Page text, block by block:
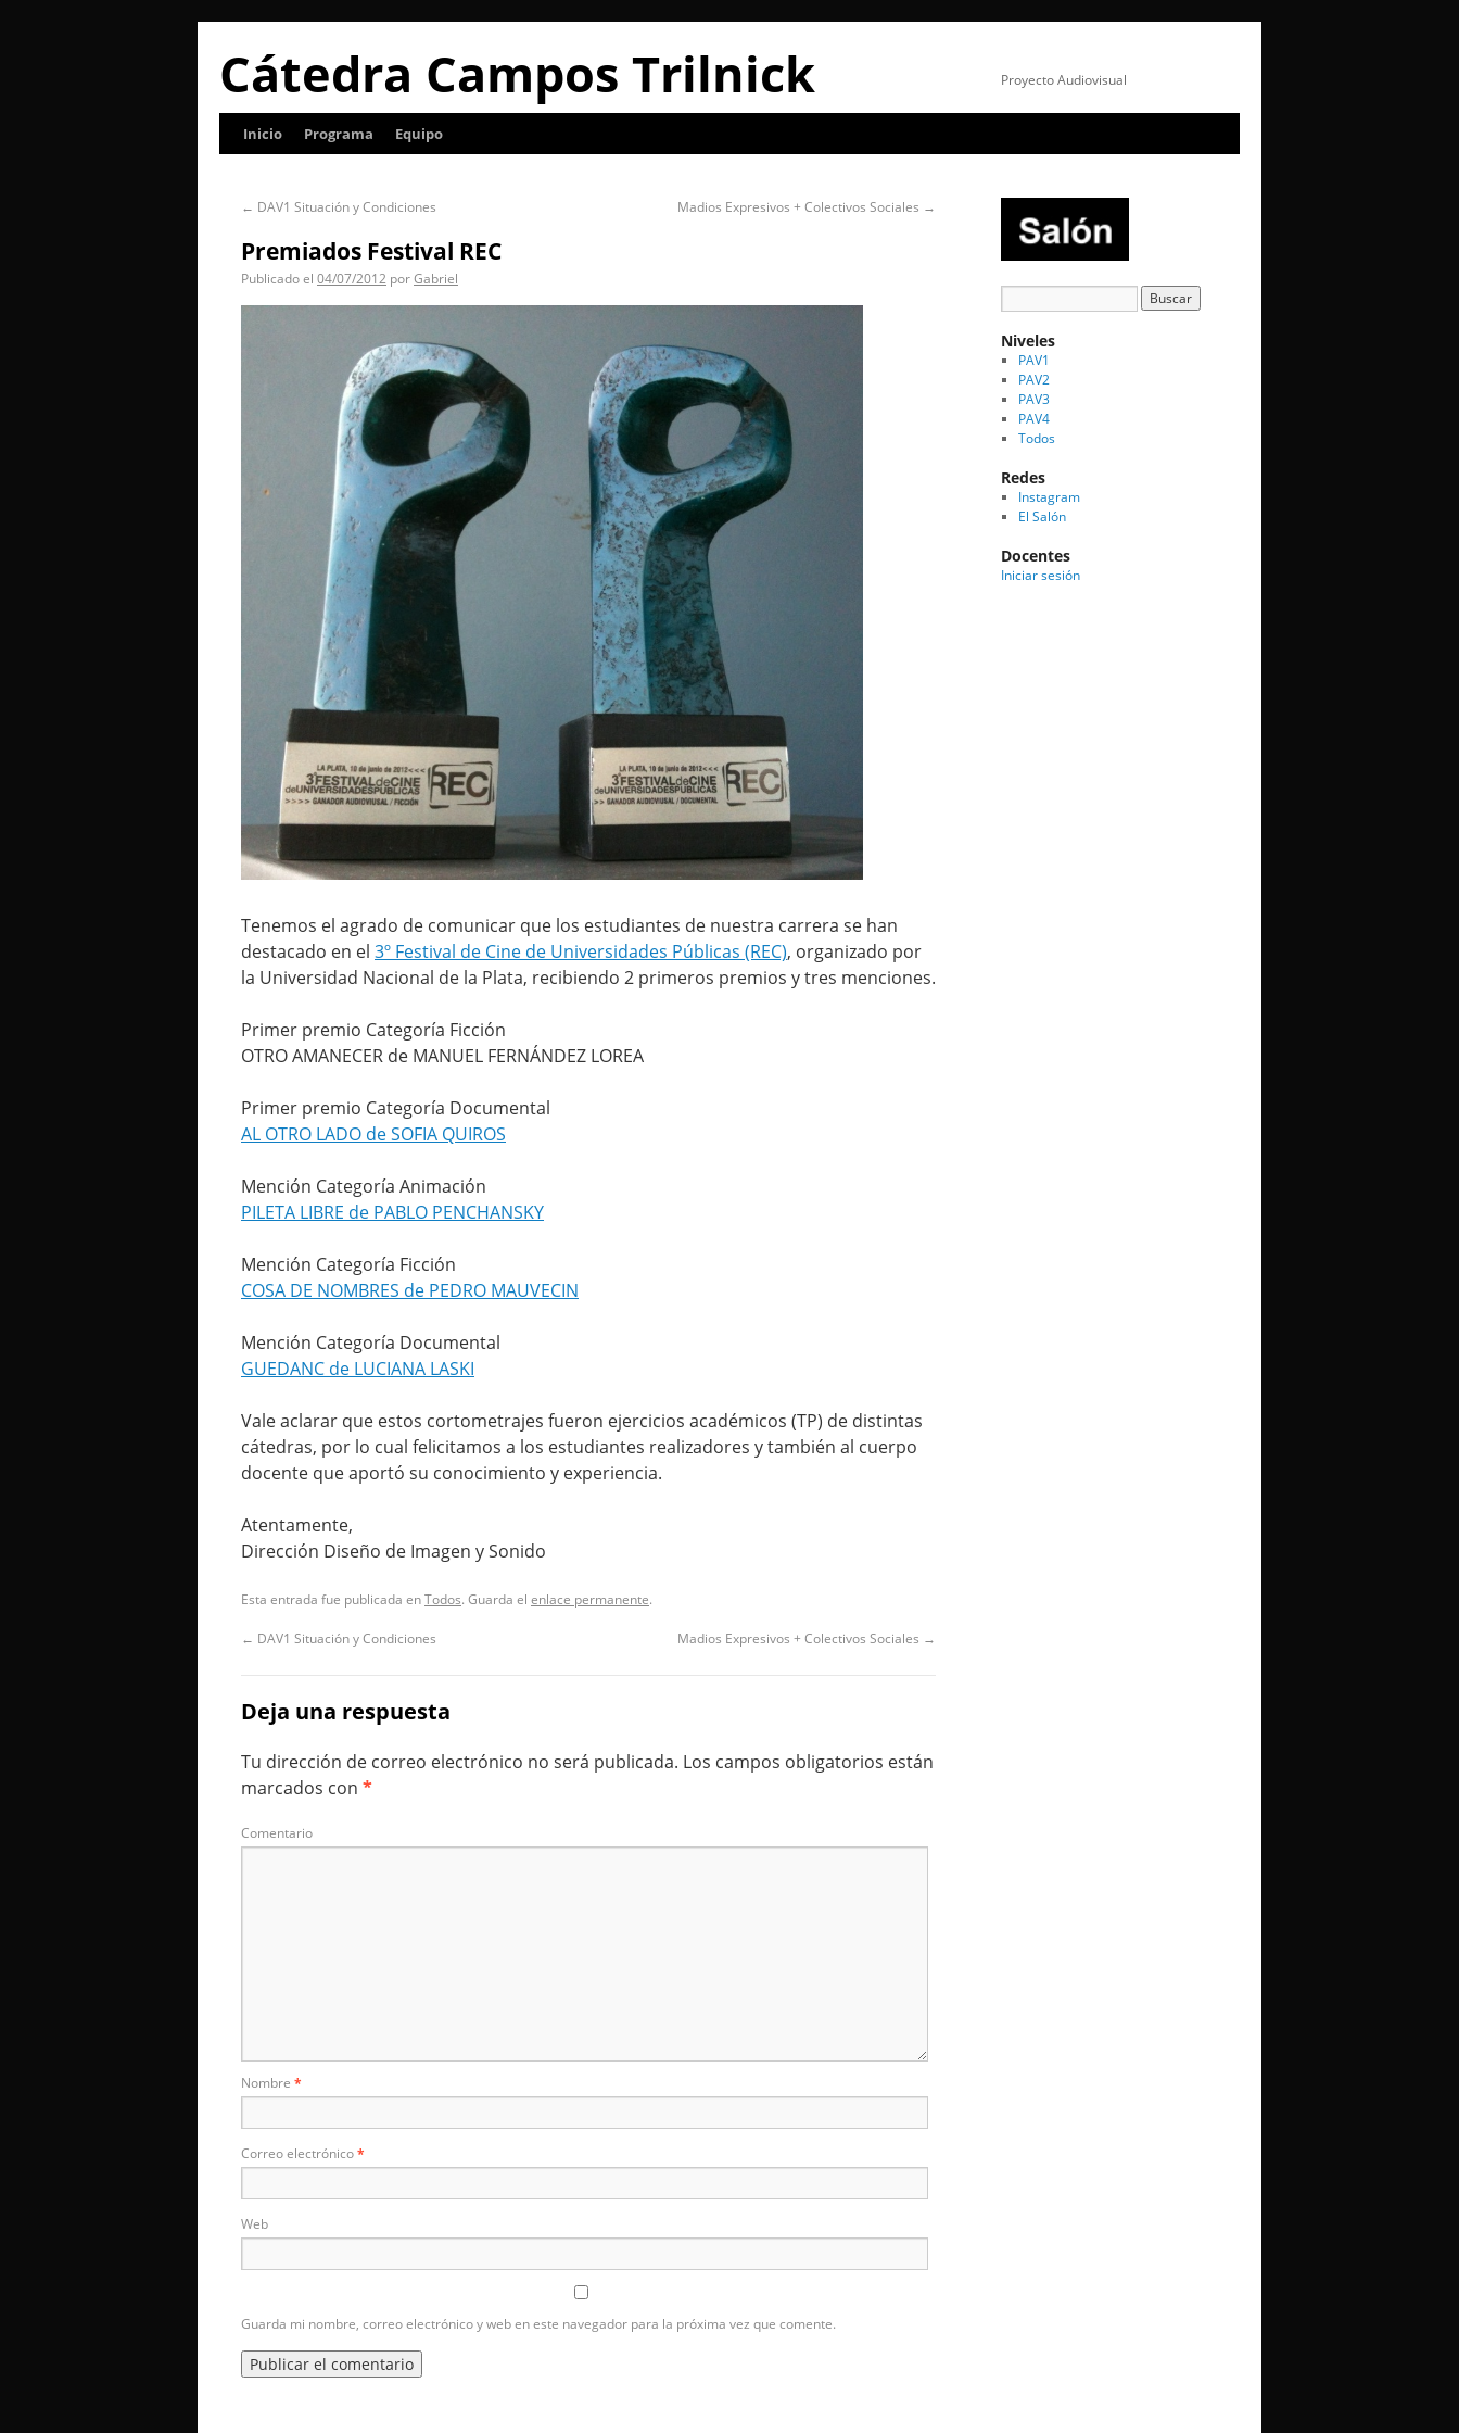
Cátedra Campos Trilnick Proyecto Audiovisual
Inicio Programa Equipo
← DAV1 Situación y Condiciones Madios Expresivos + Colectivos Sociales →
Premiados Festival REC
Publicado el 04/07/2012 porGabriel
Tenemos el agrado de comunicar que los estudiantes de nuestra carrera se han
destacado en el 3º Festival de Cine de Universidades Públicas (REC), organizado por
la Universidad Nacional de la Plata, recibiendo 2 primeros premios y tres menciones.
Primer premio Categoría Ficción
OTRO AMANECER de MANUEL FERNÁNDEZ LOREA
Primer premio Categoría Documental
AL OTRO LADO de SOFIA QUIROS
Mención Categoría Animación
PILETA LIBRE de PABLO PENCHANSKY
Mención Categoría Ficción
COSA DE NOMBRES de PEDRO MAUVECIN
Mención Categoría Documental
GUEDANC de LUCIANA LASKI
Vale aclarar que estos cortometrajes fueron ejercicios académicos (TP) de distintas
cátedras, por lo cual felicitamos a los estudiantes realizadores y también al cuerpo
docente que aportó su conocimiento y experiencia.
Atentamente,
Dirección Diseño de Imagen y Sonido
Esta entrada fue publicada enTodos. Guarda el enlace permanente.
← DAV1 Situación y Condiciones Madios Expresivos + Colectivos Sociales →
Deja una respuesta
Tu dirección de correo electrónico no será publicada. Los campos obligatorios están
marcados con *
Comentario
Nombre *
Correo electrónico*
Web
Guarda mi nombre, correo electrónico y web en este navegador para la próxima vez que comente.
Niveles
PAV1
PAV2
PAV3
PAV4
Todos
Redes
Instagram
El Salón
Docentes
Iniciar sesión